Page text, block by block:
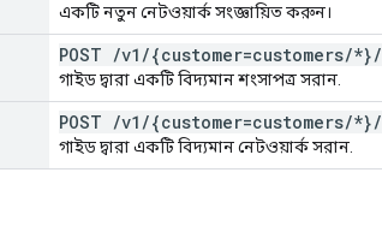
একটি নতুন নেটওয়ার্ক সংজ্ঞায়িত করুন।
POST /v1 /{customer=customers/*}/
গাইড দ্বারা একটি বিদ্যমান শংসাপত্র সরান.
POST /v1 /{customer=customers/*}/
গাইড দ্বারা একটি বিদ্যমান নেটওয়ার্ক সরান.